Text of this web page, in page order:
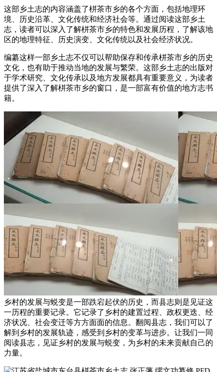
这部乡土志的内容涵盖了栟茶市乡的各个方面，包括地理环
境、历史沿革、文化传统和经济社会等。通过阅读这部乡土
志，读者可以深入了解栟茶市乡的特色和发展历程，了解该地
区的地理特征、历史演变、文化传统以及社会经济状况。
编纂这样一部乡土志不仅可以帮助保存和传承栟茶市乡的历史
文化，也有助于推动当地的发展与繁荣。这部乡土志的出版对
于学术研究、文化传承以及地方发展都具有重要意义，为读者
提供了深入了解栟茶市乡的窗口，是一部富有价值的地方志书
籍。
乡村的发展与蜕变是一部跌宕起伏的历史，而县志则是见证这
一历程的重要记录。它记录了乡村的建置过程、政权更迭、经
济状况、社会变迁等方方面面的信息。翻阅县志，我们可以了
解到乡村的发展轨迹，感受到乡村的变革与进步。让我们一同
阅读县志，见证乡村的发展与蜕变，为乡村的未来贡献自己的
力量。